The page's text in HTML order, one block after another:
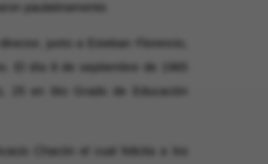
paulatinamente.
junto a Esteban Florencio,
25 en 6to Grado de Educación
Chacón el cual felicita a los